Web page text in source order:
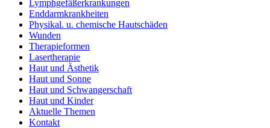
Lymphgefäßerkrankungen
Enddarmkrankheiten
Physikal. u. chemische Hautschäden
Wunden
Therapieformen
Lasertherapie
Haut und Ästhetik
Haut und Sonne
Haut und Schwangerschaft
Haut und Kinder
Aktuelle Themen
Kontakt